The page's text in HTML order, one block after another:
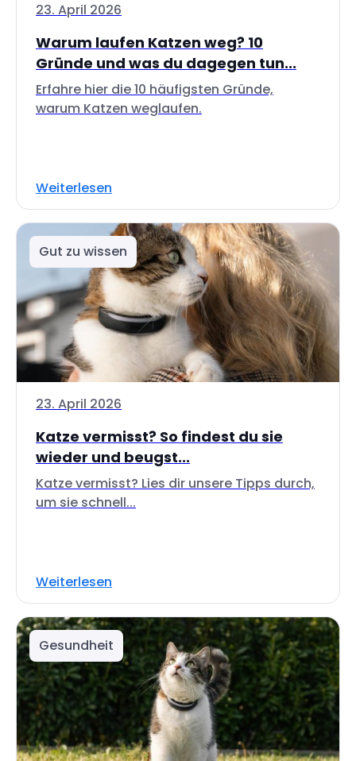
23. April 2026
Warum laufen Katzen weg? 10
Gründe und was du dagegen tun...
Erfahre hier die 10 häufigsten Gründe,
warum Katzen weglaufen.
Weiterlesen
Gut zu wissen
23. April 2026
Katze vermisst? So findest du sie
wieder und beugst...
Katze vermisst? Lies dir unsere Tipps durch,
um sie schnell...
Weiterlesen
Gesundheit